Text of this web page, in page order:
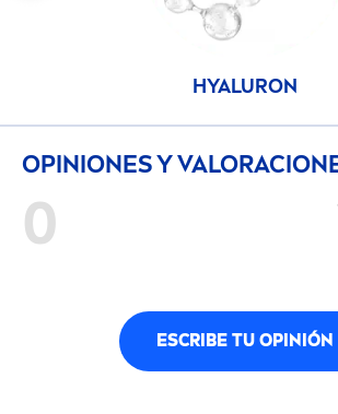
HYALURON
OPINIONES Y
0
ESCRIBE TU OPINIÓN